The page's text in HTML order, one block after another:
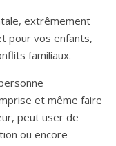
extrêmement
pour vos enfants,
familiaux.
et même faire
peut user de
ou encore